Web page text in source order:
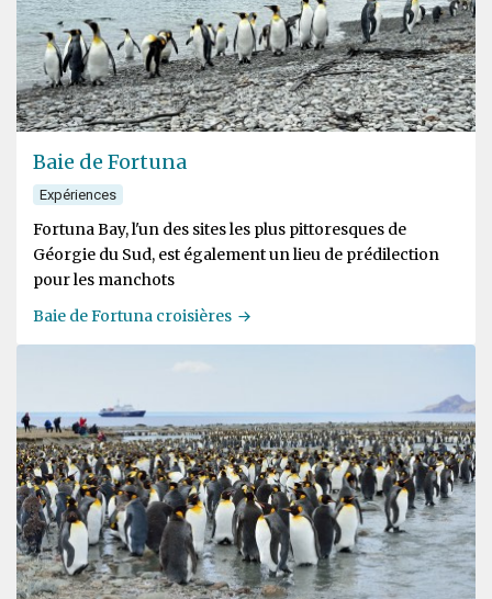
Baie de Fortuna
Expériences
Fortuna Bay, l'un des sites les plus pittoresques de
Géorgie du Sud, est également un lieu de prédilection
pour les manchots
Baie de Fortuna croisières